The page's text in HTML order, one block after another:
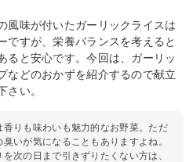
風味が付いたガーリックライスは
ですが、栄養バランスを考えると
ると安心です。今回は、ガーリッ
などのおかずを紹介するので献立
さい。
香りも味わいも魅力的なお野菜。ただ
臭いが気になることもありますよね。
を次の日まで引きずりたくない方は、